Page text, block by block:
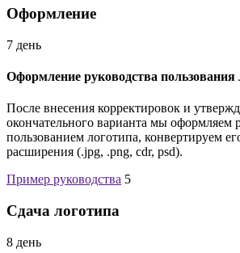
Оформление
7 день
Оформление руководства пользования
После внесения корректировок и
окончательного варианта мы оформляем
пользованием логотипа, конвертируем
расширения (.jpg, .png, cdr, psd).
Пример руководства 5
Сдача логотипа
8 день